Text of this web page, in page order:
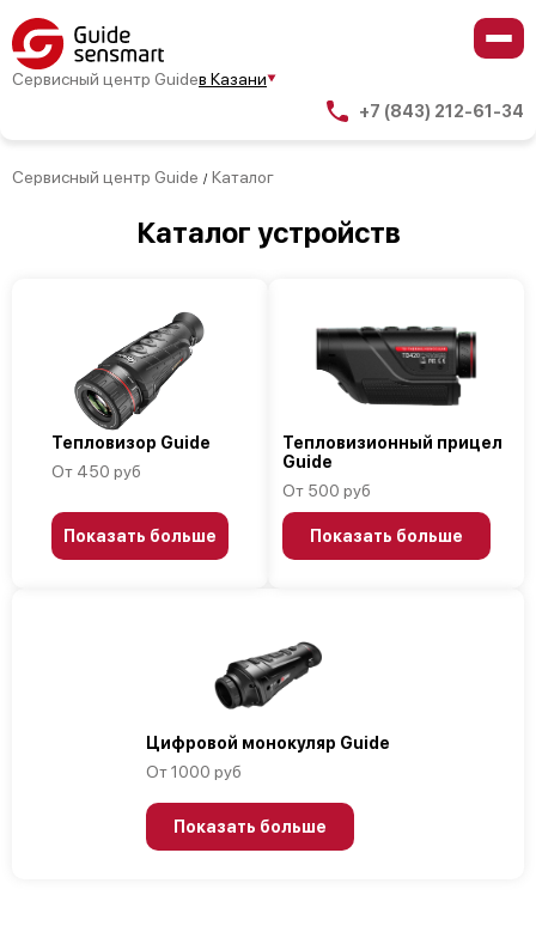
Сервисный центр Guideв Казани
+7 (843) 212-61-34
Сервисный центр Guide / Каталог
Каталог устройств
Тепловизор Guide
От 450 руб
Показать больше
Тепловизионный прицел
Guide
От 500 руб
Показать больше
Цифровой монокуляр Guide
От 1000 руб
Показать больше